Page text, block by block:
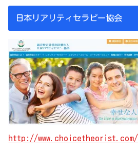
日本リアリティセラピー協会
http://www.choicetheorist.com/